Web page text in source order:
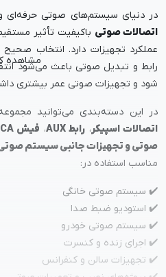
در دنیای سیستم‌های صوتی حرفه‌ای و
اتصالات صوتی باکیفیت تأثیر
عملکرد تجهیزات دارد. انتخاب
رابط و تبدیل صوتی باعث می‌شود
شود و تجهیزات صوتی عمر بیشتری
در این دسته‌بندی می‌توانید
اتصالات اسپیکر، رابط AUX ، فیش RCA
صوتی و تجهیزات جانبی سیستم
مناسب استفاده در:
✔️ سیستم صوتی خانگی
✔️ استودیو ضبط صدا
✔️ سیستم صوتی خودرو
✔️ اجرای زنده و کنسرت
✔️ تجهیزات سالن و کنفرانس